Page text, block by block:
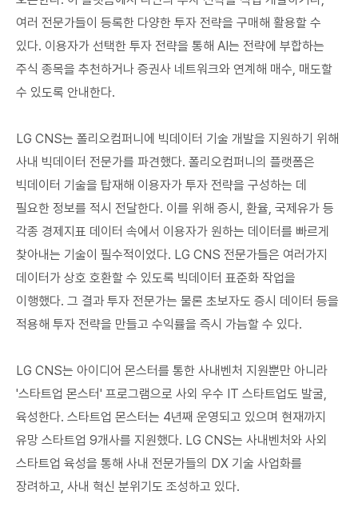
여러 전문가들이 등록한 다양한 투자 전략을 구매해 활용할 수
있다. 이용자가 선택한 투자 전략을 통해 AI는 전략에 부합하는
주식 종목을 추천하거나 증권사 네트워크와 연계해 매수, 매도할
수 있도록 안내한다.
LG CNS는 폴리오컴퍼니에 빅데이터 기술 개발을 지원하기 위해
사내 빅데이터 전문가를 파견했다. 폴리오컴퍼니의 플랫폼은
빅데이터 기술을 탑재해 이용자가 투자 전략을 구성하는 데
필요한 정보를 적시 전달한다. 이를 위해 증시, 환율, 국제유가 등
각종 경제지표 데이터 속에서 이용자가 원하는 데이터를 빠르게
찾아내는 기술이 필수적이었다. LG CNS 전문가들은 여러가지
데이터가 상호 호환할 수 있도록 빅데이터 표준화 작업을
이행했다. 그 결과 투자 전문가는 물론 초보자도 증시 데이터 등을
적용해 투자 전략을 만들고 수익률을 즉시 가늠할 수 있다.
LG CNS는 아이디어 몬스터를 통한 사내벤처 지원뿐만 아니라
'스타트업 몬스터' 프로그램으로 사외 우수 IT 스타트업도 발굴,
육성한다. 스타트업 몬스터는 4년째 운영되고 있으며 현재까지
유망 스타트업 9개사를 지원했다. LG CNS는 사내벤처와 사외
스타트업 육성을 통해 사내 전문가들의 DX 기술 사업화를
장려하고, 사내 혁신 분위기도 조성하고 있다.